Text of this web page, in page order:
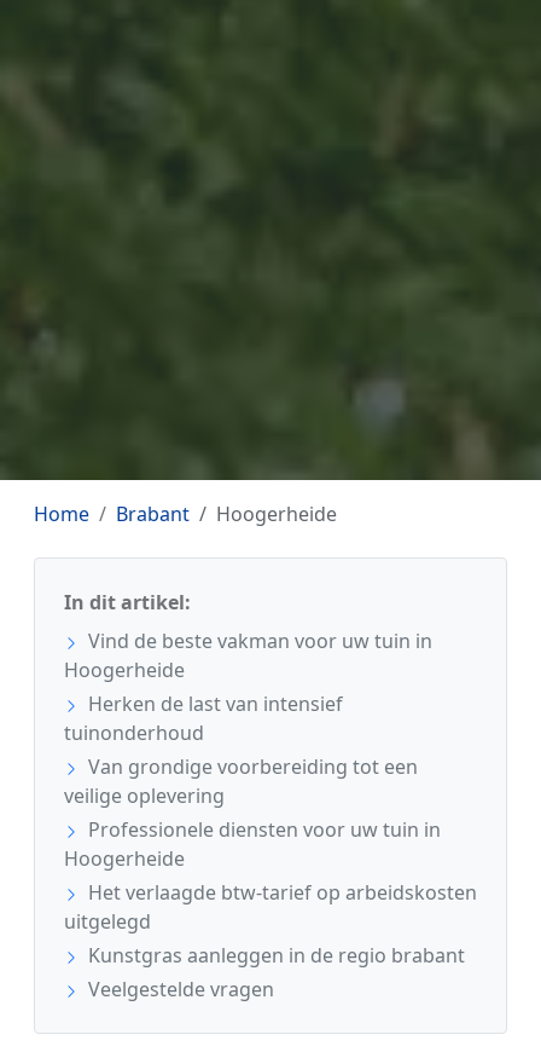
Home Brabant Hoogerheide
In dit artikel:
Vind de beste vakman voor uw tuin in
Hoogerheide
Herken de last van intensief
tuinonderhoud
Van grondige voorbereiding tot een
veilige oplevering
Professionele diensten voor uw tuin in
Hoogerheide
Het verlaagde btw-tarief op arbeidskosten
uitgelegd
Kunstgras aanleggen in de regio brabant
Veelgestelde vragen